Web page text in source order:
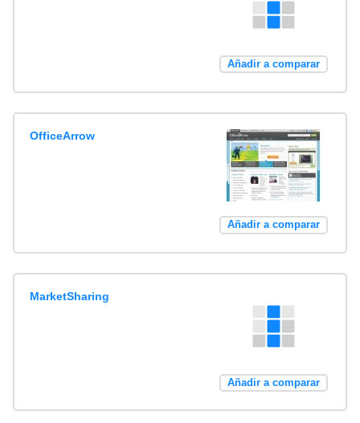
Añadir a comparar
OfficeArrow
Añadir a comparar
MarketSharing
Añadir a comparar